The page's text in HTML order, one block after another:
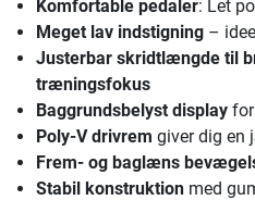
Komfortable pedaler: Let
Meget lav indstigning–
Justerbar skridtlængdetil
træningsfokus
Baggrundsbelyst displayfor
Poly-V drivrem giver dig en
Frem- og baglæns
Stabil konstruktionmed